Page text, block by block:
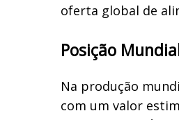
oferta global de
Posição
Na produção
com um valor